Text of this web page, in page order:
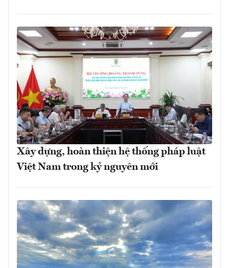
Xây dựng, hoàn thiện hệ thống pháp luật
Việt Nam trong kỷ nguyên mới